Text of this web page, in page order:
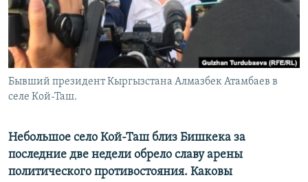
Бывший президент Кыргызстана Алмазбек Атамбаев в
селе Кой-Таш.
Небольшое село Кой-Таш близ Бишкека за
последние две недели обрело славу арены
политического противостояния. Каковы